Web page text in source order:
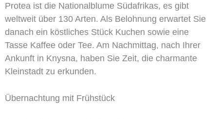
Protea ist die Nationalblume Südafrikas, es gibt
weltweit über 130 Arten. Als Belohnung erwartet Sie
danach ein köstliches Stück Kuchen sowie eine
Tasse Kaffee oder Tee. Am Nachmittag, nach Ihrer
Ankunft in Knysna, haben Sie Zeit, die charmante
Kleinstadt zu erkunden.
Übernachtung mit Frühstück